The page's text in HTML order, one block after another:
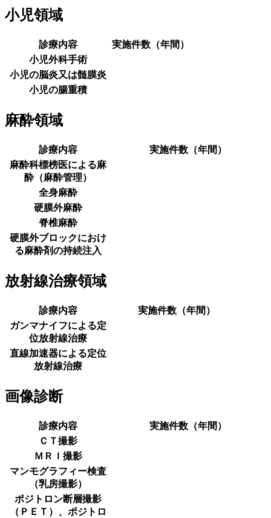
小児領域
診療内容
実施件数（年間）
小児外科手術
小児の脳炎又は髄膜炎
小児の腸重積
麻酔領域
診療内容
実施件数（年間）
麻酔科標榜医による麻
酔（麻酔管理）
全身麻酔
硬膜外麻酔
脊椎麻酔
硬膜外ブロックにおけ
る麻酔剤の持続注入
放射線治療領域
診療内容
実施件数（年間）
ガンマナイフによる定
位放射線治療
直線加速器による定位
放射線治療
画像診断
診療内容
実施件数（年間）
ＣＴ撮影
ＭＲＩ撮影
マンモグラフィー検査
（乳房撮影）
ポジトロン断層撮影
（ＰＥＴ）、ポジトロ